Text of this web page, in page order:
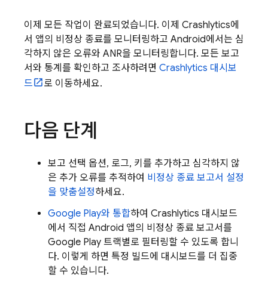
이제 모든 작업이 완료되었습니다. 이제 Crashlytics에
서 앱의 비정상 종료를 모니터링하고 Android에서는 심
각하지 않은 오류와 ANR을 모니터링합니다. 모든 보고
서와 통계를 확인하고 조사하려면 Crashlytics 대시보
드
로 이동하세요.
다음 단계
보고 선택 옵션, 로그, 키를 추가하고 심각하지 않
은 추가 오류를 추적하여 비정상 종료 보고서 설정
을 맞춤설정하세요.
Google Play와 통합하여 Crashlytics 대시보드
에서 직접 Android 앱의 비정상 종료 보고서를
Google Play 트랙별로 필터링할 수 있도록 합니
다. 이렇게 하면 특정 빌드에 대시보드를 더 집중
할 수 있습니다.